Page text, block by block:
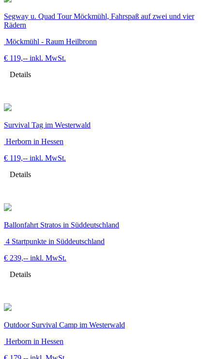
Segway u. Quad Tour Möckmühl, Fahrspaß auf zwei und vier
Rädern
Möckmühl - Raum Heilbronn
€ 119,-- inkl. MwSt.
Details
Survival Tag im Westerwald
Herborn in Hessen
€ 119,-- inkl. MwSt.
Details
Ballonfahrt Stratos in Süddeutschland
4 Startpunkte in Süddeutschland
€ 239,-- inkl. MwSt.
Details
Outdoor Survival Camp im Westerwald
Herborn in Hessen